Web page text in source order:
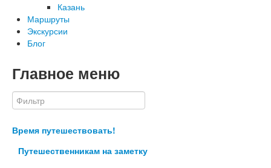
Казань
Маршруты
Экскурсии
Блог
Главное меню
Время путешествовать!
Путешественникам на заметку